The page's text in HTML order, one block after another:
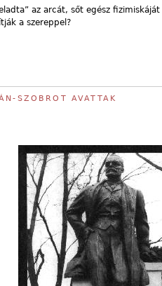
az arcát, sőt egész
a szereppel?
SZOBROT AVATTAK